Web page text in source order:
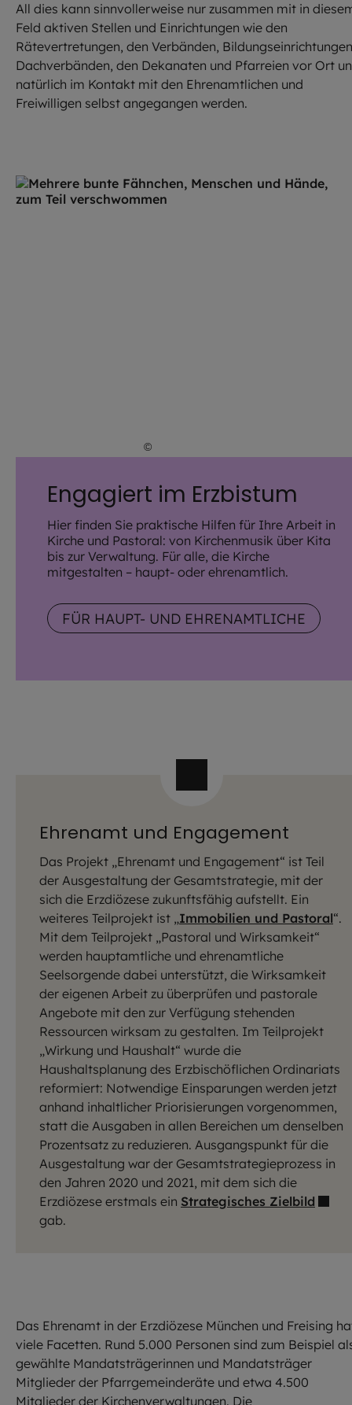
All dies kann sinnvollerweise nur zusammen mit in
Feld aktiven Stellen und Einrichtungen wie den
Rätevertretungen, den Verbänden,
Dachverbänden, den Dekanaten und Pfarreien vor Ort
natürlich im Kontakt mit den Ehrenamtlichen und
Freiwilligen selbst angegangen werden.
©
Engagiert im Erzbistum
Hier finden Sie praktische Hilfen für Ihre Arbeit in
Kirche und Pastoral: von Kirchenmusik über Kita
bis zur Verwaltung. Für alle, die Kirche
mitgestalten – haupt- oder ehrenamtlich.
FÜR HAUPT- UND EHRENAMTLICHE
Ehrenamt und Engagement
Das Projekt „Ehrenamt und Engagement“ ist Teil
der Ausgestaltung der Gesamtstrategie, mit der
sich die Erzdiözese zukunftsfähig aufstellt. Ein
weiteres Teilprojekt ist „Immobilien und Pastoral“.
Mit dem Teilprojekt „Pastoral und Wirksamkeit“
werden hauptamtliche und ehrenamtliche
Seelsorgende dabei unterstützt, die Wirksamkeit
der eigenen Arbeit zu überprüfen und pastorale
Angebote mit den zur Verfügung stehenden
Ressourcen wirksam zu gestalten. Im Teilprojekt
„Wirkung und Haushalt“ wurde die
Haushaltsplanung des Erzbischöflichen Ordinariats
reformiert: Notwendige Einsparungen werden jetzt
anhand inhaltlicher Priorisierungen vorgenommen,
statt die Ausgaben in allen Bereichen um denselben
Prozentsatz zu reduzieren. Ausgangspunkt für die
Ausgestaltung war der Gesamtstrategieprozess in
den Jahren 2020 und 2021, mit dem sich die
Erzdiözese erstmals ein Strategisches Zielbild
gab.
Das Ehrenamt in der Erzdiözese München und Freising
viele Facetten. Rund 5.000 Personen sind zum Beispiel
gewählte Mandatsträgerinnen und Mandatsträger
Mitglieder der Pfarrgemeinderäte und etwa 4.500
Mitglieder der Kirchenverwaltungen. Die